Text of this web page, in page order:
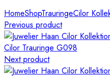
HomeShopTrauringeCilor
Previous product
Cilor Trauringe G098
Next product